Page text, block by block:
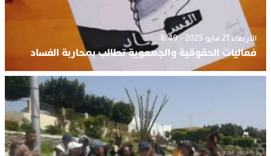
الأربعاء 21 مايو 2025 - 8:49
فعاليات الحقوقية والجمعوية تطالب بمحاربة الفساد